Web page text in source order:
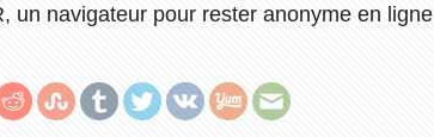
un navigateur pour rester anonyme en ligne